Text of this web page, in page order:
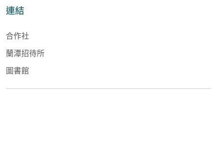
連結
合作社
蘭潭招待所
圖書館